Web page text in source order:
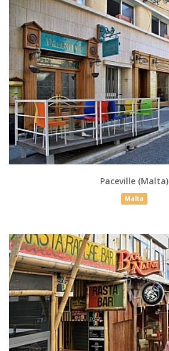
Paceville (Malta)
Malta